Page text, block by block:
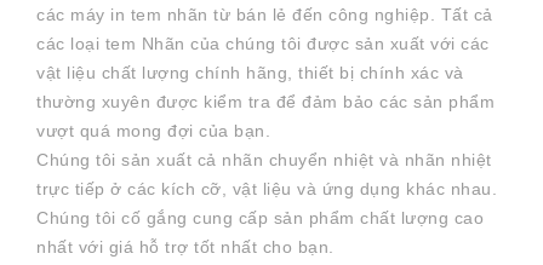
các máy in tem nhãn từ bán lẻ đến công nghiệp. Tất cả
các loại tem Nhãn của chúng tôi được sản xuất với các
vật liệu chất lượng chính hãng, thiết bị chính xác và
thường xuyên được kiểm tra để đảm bảo các sản phẩm
vượt quá mong đợi của bạn.
Chúng tôi sản xuất cả nhãn chuyển nhiệt và nhãn nhiệt
trực tiếp ở các kích cỡ, vật liệu và ứng dụng khác nhau.
Chúng tôi cố gắng cung cấp sản phẩm chất lượng cao
nhất với giá hỗ trợ tốt nhất cho bạn.